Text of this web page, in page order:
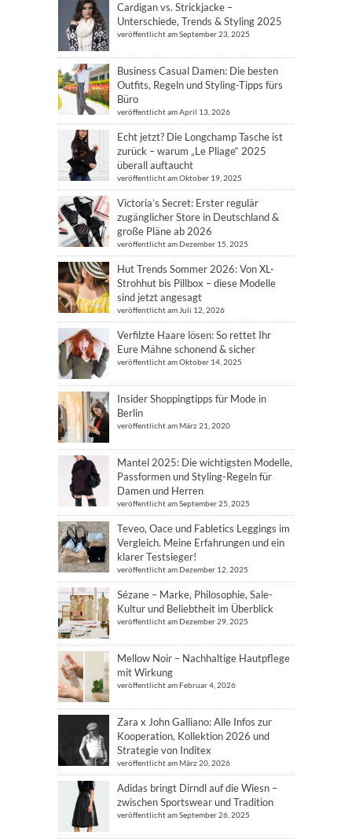
Cardigan vs. Strickjacke –
Unterschiede, Trends & Styling 2025
veröffentlicht am September 23, 2025
Business Casual Damen: Die besten
Outfits, Regeln und Styling-Tipps fürs
Büro
veröffentlicht am April 13, 2026
Echt jetzt? Die Longchamp Tasche ist
zurück – warum „Le Pliage“ 2025
überall auftaucht
veröffentlicht am Oktober 19, 2025
Victoria’s Secret: Erster regulär
zugänglicher Store in Deutschland &
große Pläne ab 2026
veröffentlicht am Dezember 15, 2025
Hut Trends Sommer 2026: Von XL-
Strohhut bis Pillbox – diese Modelle
sind jetzt angesagt
veröffentlicht am Juli 12, 2026
Verfilzte Haare lösen: So rettet Ihr
Eure Mähne schonend & sicher
veröffentlicht am Oktober 14, 2025
Insider Shoppingtipps für Mode in
Berlin
veröffentlicht am März 21, 2020
Mantel 2025: Die wichtigsten Modelle,
Passformen und Styling-Regeln für
Damen und Herren
veröffentlicht am September 25, 2025
Teveo, Oace und Fabletics Leggings im
Vergleich. Meine Erfahrungen und ein
klarer Testsieger!
veröffentlicht am Dezember 12, 2025
Sézane – Marke, Philosophie, Sale-
Kultur und Beliebtheit im Überblick
veröffentlicht am Dezember 29, 2025
Mellow Noir – Nachhaltige Hautpflege
mit Wirkung
veröffentlicht am Februar 4, 2026
Zara x John Galliano: Alle Infos zur
Kooperation, Kollektion 2026 und
Strategie von Inditex
veröffentlicht am März 20, 2026
Adidas bringt Dirndl auf die Wiesn –
zwischen Sportswear und Tradition
veröffentlicht am September 26, 2025